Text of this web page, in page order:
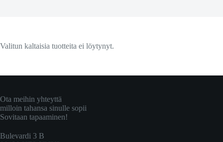
Valitun kaltaisia tuotteita ei löytynyt.
Ota meihin yhteyttä
milloin tahansa sinulle sopii
Sovitaan tapaaminen!
Bulevardi 3 B